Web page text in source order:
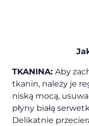
TKANINA: Aby
tkanin, należy je
niską mocą,
płyny białą
Delikatnie